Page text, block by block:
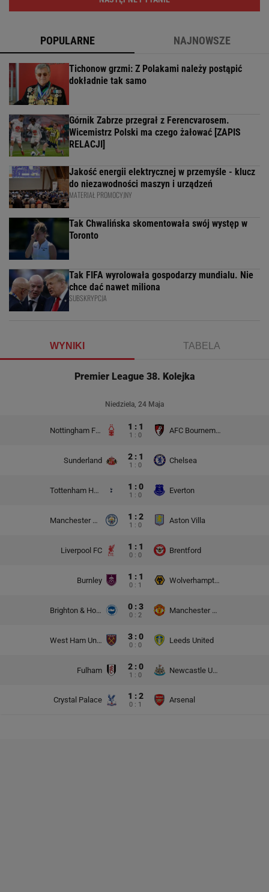
POPULARNE NAJNOWSZE
Tichonow grzmi: Z Polakami należy postąpić
dokładnie tak samo
Górnik Zabrze przegrał z Ferencvarosem.
Wicemistrz Polski ma czego żałować [ZAPIS
RELACJI]
Jakość energii elektrycznej w przemyśle - klucz
do niezawodności maszyn i urządzeń
MATERIAŁ PROMOCYJNY
Tak Chwalińska skomentowała swój występ w
Toronto
Tak FIFA wyrolowała gospodarzy mundialu. Nie
chce dać nawet miliona
SUBSKRYPCJA
WYNIKI TABELA
Premier League 38. Kolejka
Niedziela, 24 Maja
Nottingham Forest 1 : 1
1 : 0
AFC Bournemouth
Sunderland 2 : 1
1 : 0
Chelsea
Tottenham Hotspur 1 : 0
1 : 0
Everton
Manchester City 1 : 2
1 : 0
Aston Villa
Liverpool FC 1 : 1
0 : 0
Brentford
Burnley 1 : 1
0 : 1
Wolverhampton Wanderers
Brighton & Hove Albion 0 : 3
0 : 2
Manchester United
West Ham United 3 : 0
0 : 0
Leeds United
Fulham 2 : 0
1 : 0
Newcastle United
Crystal Palace 1 : 2
0 : 1
Arsenal